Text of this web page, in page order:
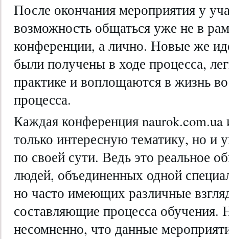
После окончания мероприятия у
возможность общаться уже не в
конференции, а лично. Новые же
были получены в ходе процесса,
практике и воплощаются в жизнь
процесса.
Каждая конференция naurok.com.ua
только интересную тематику, но и
по своей сути. Ведь это реальное
людей, объединенных одной
но часто имеющих различные
составляющие процесса обучения.
несомненно, что данные